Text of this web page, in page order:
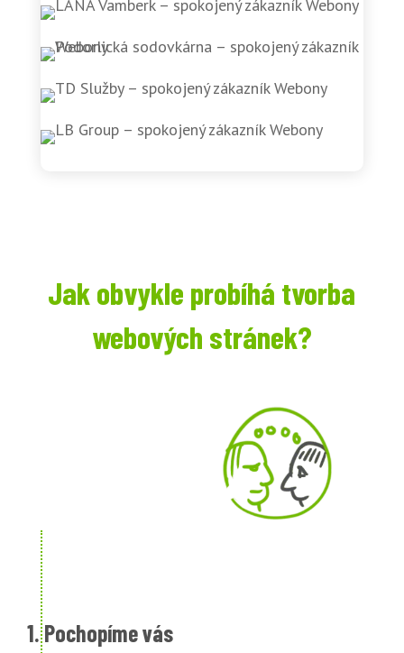
Jak obvykle probíhá tvorba
webových stránek?
1. Pochopíme vás